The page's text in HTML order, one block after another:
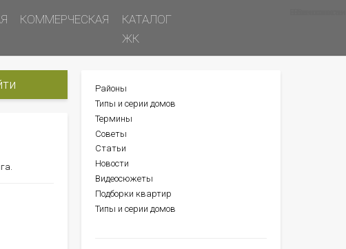
КОММЕРЧЕСКАЯ
КАТАЛОГ
ЖК
БОКОВОЕ
МЕНЮ
Районы
Типы и серии домов
Термины
Советы
Статьи
Новости
Видеосюжеты
Подборки квартир
Типы и серии домов